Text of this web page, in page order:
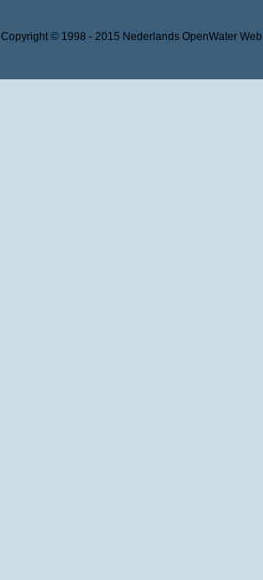
Copyright © 1998 - 2015 Nederlands OpenWater